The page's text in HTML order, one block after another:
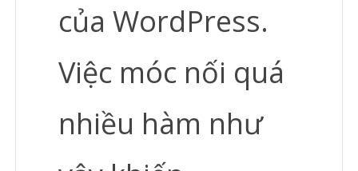
của WordPress.
Việc móc nối quá
nhiều hàm như